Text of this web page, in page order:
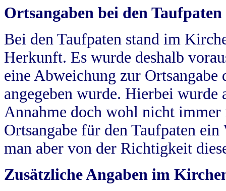
Ortsangaben bei den Taufpaten
Bei den Taufpaten stand im
Herkunft. Es wurde deshalb
eine Abweichung zur
angegeben wurde. Hierbei wurde
Annahme doch wohl nicht
Ortsangabe für den Taufpaten
man aber von der Richtigkeit
Zusätzliche Angaben im